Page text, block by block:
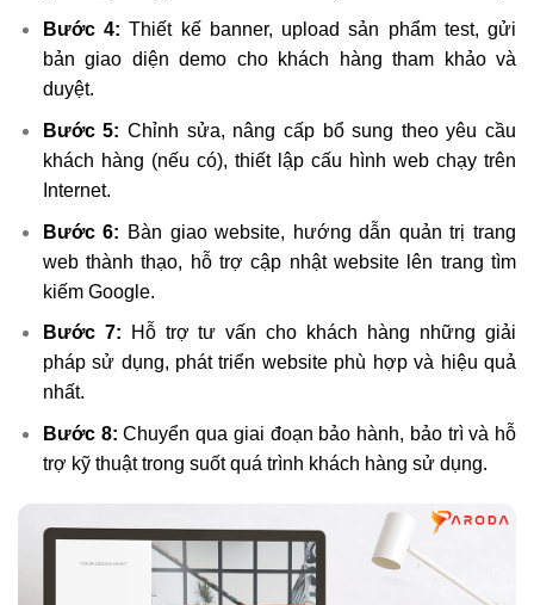
Bước 4: Thiết kế banner, upload sản phẩm test, gửi
bản giao diện demo cho khách hàng tham khảo và
duyệt.
Bước 5: Chỉnh sửa, nâng cấp bổ sung theo yêu cầu
khách hàng (nếu có), thiết lập cấu hình web chạy trên
Internet.
Bước 6: Bàn giao website, hướng dẫn quản trị trang
web thành thạo, hỗ trợ cập nhật website lên trang tìm
kiếm Google.
Bước 7: Hỗ trợ tư vấn cho khách hàng những giải
pháp sử dụng, phát triển website phù hợp và hiệu quả
nhất.
Bước 8: Chuyển qua giai đoạn bảo hành, bảo trì và hỗ
trợ kỹ thuật trong suốt quá trình khách hàng sử dụng.